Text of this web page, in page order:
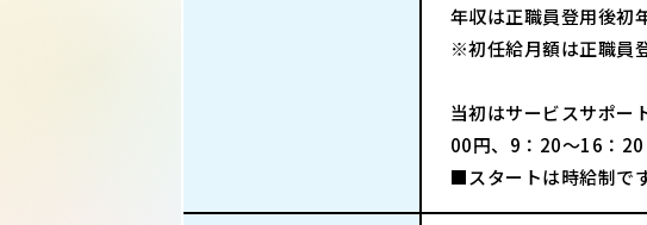
年収は正職員登用後初
※初任給月額は正職員
当初はサービスサポ
00円、9：20～16：
■スタートは時給制で